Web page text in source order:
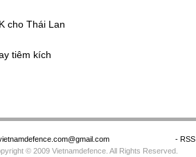
cho Thái Lan
tiêm kích
- RSS
© 2009 Vietnamdefence. All Rights Reserved.